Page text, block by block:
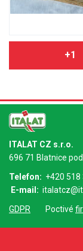
+1
ITALAT CZ s.r.o.
696 71 Blatnice
Telefon: +420 518
E-mail:
GDPR
Poctivé